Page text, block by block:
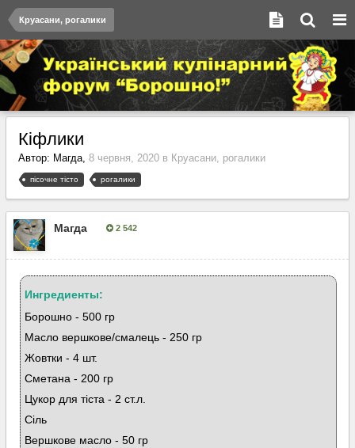
Круасани, рогалики
Кіфлики
Автор: Магда, 8 червня, 2020 в Круасани, рогалики
пісочне тісто рогалики
Магда 2 542
Ингредиенты:
Борошно - 500 гр
Масло вершкове/смалець - 250 гр
Жовтки - 4 шт.
Сметана - 200 гр
Цукор для тіста - 2 ст.л.
Сіль
Вершкове масло - 50 гр